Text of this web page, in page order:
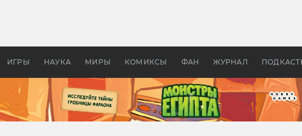
ИГРЫ НАУКА МИРЫ КОМИКСЫ ФАН ЖУРНАЛ
апокалипсис, в России —
бы «Властелина